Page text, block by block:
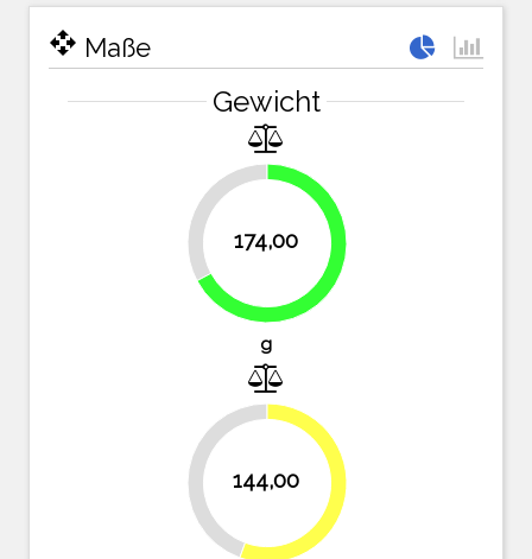
open_with Maße
Gewicht
174,00
32.8%
67.2%
g
144,00
55.6%